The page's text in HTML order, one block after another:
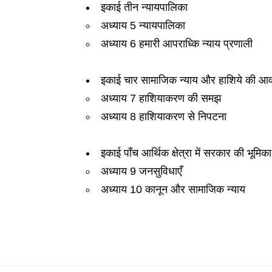
इकाई तीन न्यायपालिका
अध्याय 5 न्यायपालिका
अध्याय 6 हमारी आपराध्कि न्याय प्रणाली
इकाई चार सामाजिक न्याय और हाशिये की
अध्याय 7 हाशियाकरण की समझ
अध्याय 8 हाशियाकरण से निपटना
इकाई पाँच आर्थिक क्षेत्रा में सरकार की भूमिका
अध्याय 9 जनसुविधाएँ
अध्याय 10 कानून और सामाजिक न्याय